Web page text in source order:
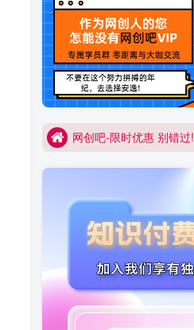
网创吧-限时优惠 别错过!